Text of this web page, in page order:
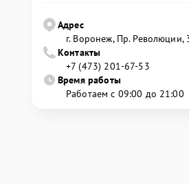
Адрес
г. Воронеж, Пр. Революции,
Контакты
+7 (473) 201-67-53
Время работы
Работаем с 09:00 до 21:00